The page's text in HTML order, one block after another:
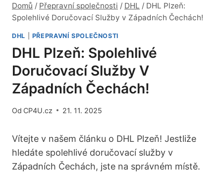
Domů / Přepravní společnosti / DHL / DHL Plzeň:
Spolehlivé Doručovací Služby v Západních Čechách!
DHL PŘEPRAVNÍ SPOLEČNOSTI
DHL Plzeň: Spolehlivé
Doručovací Služby V
Západních Čechách!
Od CP4U.cz 21. 11. 2025
Vítejte v našem článku o DHL Plzeň! Jestliže
hledáte spolehlivé doručovací služby v
Západních Čechách, jste na správném místě.